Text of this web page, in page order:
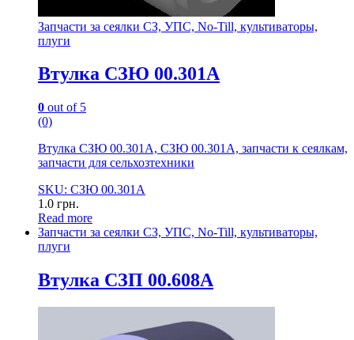
Запчасти за сеялки СЗ, УПС, No-Till, культиваторы,
плуги
Втулка СЗЮ 00.301А
0 out of 5
(0)
Втулка СЗЮ 00.301А, СЗЮ 00.301А, запчасти к сеялкам,
запчасти для сельхозтехники
SKU: СЗЮ 00.301А
1.0 грн.
Read more
Запчасти за сеялки СЗ, УПС, No-Till, культиваторы,
плуги
Втулка СЗП 00.608А